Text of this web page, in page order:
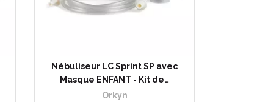
Nébuliseur LC Sprint SP avec
Masque ENFANT - Kit de…
Orkyn